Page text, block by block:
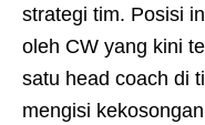
strategi tim. Posisi
oleh CW yang kini
satu head coach di
mengisi